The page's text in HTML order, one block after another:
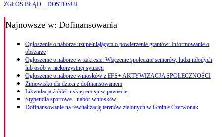
ZGŁOŚ BŁĄD DOSTOSUJ
Najnowsze w: Dofinansowania
Ogłoszenie o naborze uzupełniającym o powierzenie grantów: Informowanie o
obszarze
Ogłoszenie o naborze w zakresie: Włączenie społeczne seniorów, ludzi młodych
lub osób w niekorzystnej sytuacji
Ogłoszenie o naborze wniosków z EFS+ AKTYWIZACJA SPOŁECZNOŚCI
Zimowisko dla dzieci z dofinansowaniem
Likwidacja źródeł niskiej emisji w powiecie
Stypendia sportowe - nabór wniosków
Dofinansowanie na rewitalizację terenów zielonych w Gminie Czerwonak